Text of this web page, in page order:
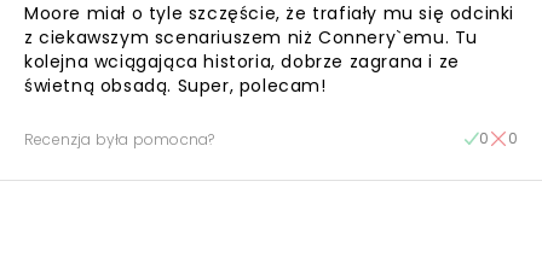
Moore miał o tyle szczęście, że trafiały mu się odcinki
z ciekawszym scenariuszem niż Connery`emu. Tu
kolejna wciągająca historia, dobrze zagrana i ze
świetną obsadą. Super, polecam!
Recenzja była pomocna? 0 0